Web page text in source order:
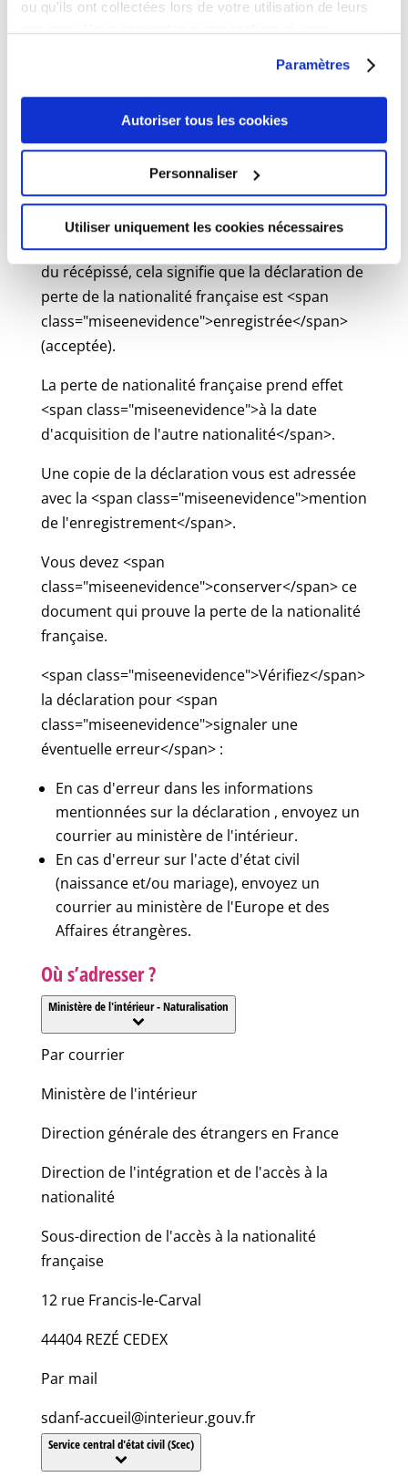
ou qu'ils ont collectées lors de votre utilisation de leurs
Paramètres
Autoriser tous les cookies
Personnaliser
Utiliser uniquement les cookies nécessaires
Vous devez vous adresser aux autorités
consulaires ou diplomatiques françaises.
l'étranger
5- Si la déclaration est acceptée, garder 1
copie avec la mention "enregistrée"
<span class="miseenevidence">En l'absence de
réponse dans les 6 mois</span> suivant la date
du récépissé, cela signifie que la déclaration de
perte de la nationalité française est <span
class="miseenevidence">enregistrée</span>
(acceptée).
La perte de nationalité française prend effet
<span class="miseenevidence">à la date
d'acquisition de l'autre nationalité</span>.
Une copie de la déclaration vous est adressée
avec la <span class="miseenevidence">mention
de l'enregistrement</span>.
Vous devez <span
class="miseenevidence">conserver</span> ce
document qui prouve la perte de la nationalité
française.
<span class="miseenevidence">Vérifiez</span>
la déclaration pour <span
class="miseenevidence">signaler une
éventuelle erreur</span> :
En cas d'erreur dans les informations
mentionnées sur la déclaration , envoyez un
courrier au ministère de l'intérieur.
En cas d'erreur sur l'acte d'état civil
(naissance et/ou mariage), envoyez un
courrier au ministère de l'Europe et des
Affaires étrangères.
Où s’adresser ?
Ministère de l'intérieur - Naturalisation
Par courrier
Ministère de l'intérieur
Direction générale des étrangers en France
Direction de l'intégration et de l'accès à la
nationalité
Sous-direction de l'accès à la nationalité
française
12 rue Francis-le-Carval
44404 REZÉ CEDEX
Par mail
sdanf-accueil@interieur.gouv.fr
Service central d'état civil (Scec)